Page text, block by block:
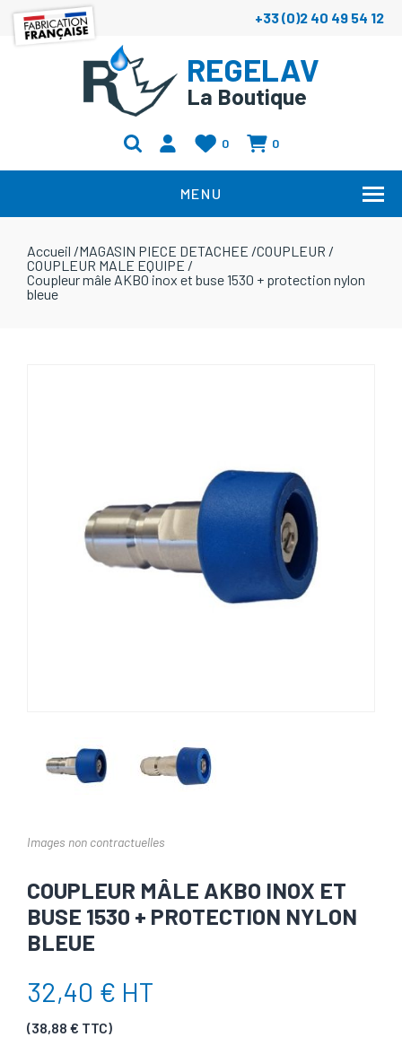
+33 (0)2 40 49 54 12
REGELAV
La Boutique
0 0
MENU
Accueil /MAGASIN PIECE DETACHEE /COUPLEUR /
COUPLEUR MALE EQUIPE /
Coupleur mâle AKBO inox et buse 1530 + protection nylon
bleue
Images non contractuelles
COUPLEUR MÂLE AKBO INOX ET
BUSE 1530 + PROTECTION NYLON
BLEUE
32,40 € HT
(38,88 € TTC)